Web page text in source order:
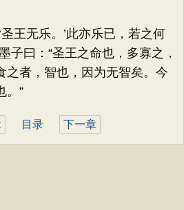
王无乐。’此亦乐已，若之何
子曰：“圣王之命也，多寡之，
之者，智也，因为无智矣。今
。”
目录 下一章